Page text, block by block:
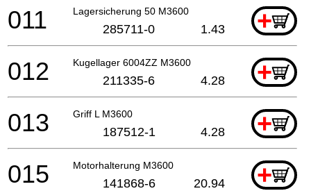
Lagersicherung 50 M3600 +
011 285711-0 1.43
Kugellager 6004ZZ M3600 +
012 211335-6 4.28
Griff L M3600 +
013 187512-1 4.28
Motorhalterung M3600 +
015 141868-6 20.94